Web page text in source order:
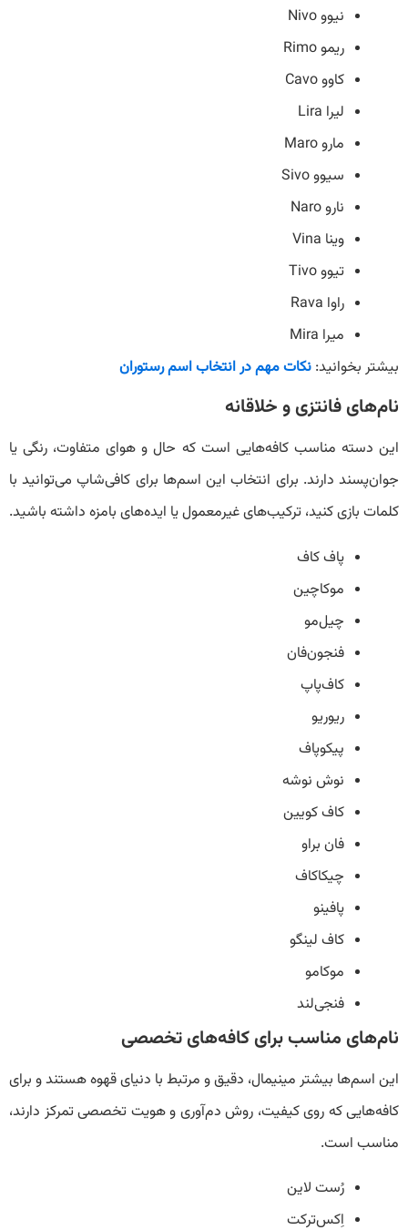
نیوو Nivo
ریمو Rimo
کاوو Cavo
لیرا Lira
مارو Maro
سیوو Sivo
نارو Naro
وینا Vina
تیوو Tivo
راوا Rava
میرا Mira
بیشتر بخوانید: نکات مهم در انتخاب اسم رستوران
نام‌های فانتزی و خلاقانه
این دسته مناسب کافه‌هایی است که حال و هوای متفاوت، رنگی یا
جوان‌پسند دارند. برای انتخاب این اسم‌‌ها برای کافی‌شاپ می‌توانید با
کلمات بازی کنید، ترکیب‌های غیرمعمول یا ایده‌های بامزه داشته باشید.
پاف کاف
موکاچین
چیل‌مو
فنجون‌فان
کاف‌پاپ
ریوریو
پیکوپاف
نوش نوشه
کاف کویین
فان براو
چیکاکاف
پافینو
کاف لینگو
موکامو
فنجی‌لند
نام‌های مناسب برای کافه‌های تخصصی
این اسم‌ها بیشتر مینیمال، دقیق و مرتبط با دنیای قهوه هستند و برای
کافه‌هایی که روی کیفیت، روش دم‌آوری و هویت تخصصی تمرکز دارند،
مناسب است.
رُست لاین
اِکس‌ترکت